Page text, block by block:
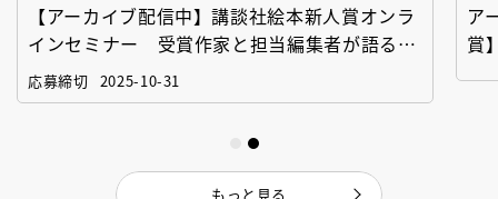
【アーカイブ配信中】講談社絵本新人賞オンラ
インセミナー 受賞作家と担当編集者が語る
「絵本創作実践講座」
応募締切 2025-10-31
ア
賞
もっと見る